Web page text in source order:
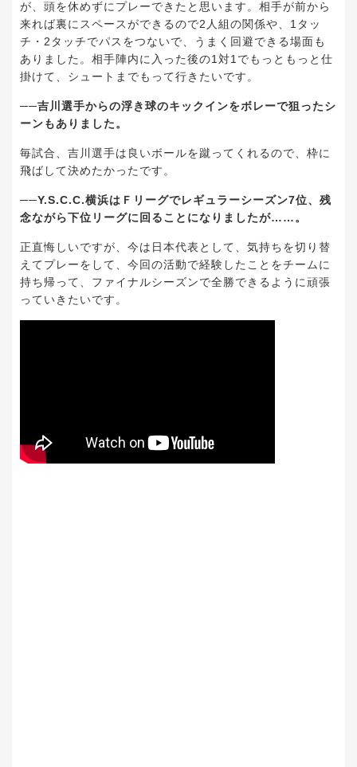
が、頭を休めずにプレーできたと思います。相手が前から
来れば裏にスペースができるので2人組の関係や、1タッ
チ・2タッチでパスをつないで、うまく回避できる場面も
ありました。相手陣内に入った後の1対1でもっともっと仕
掛けて、シュートまでもって行きたいです。
──吉川選手からの浮き球のキックインをボレーで狙ったシ
ーンもありました。
毎試合、吉川選手は良いボールを蹴ってくれるので、枠に
飛ばして決めたかったです。
──Y.S.C.C.横浜はＦリーグでレギュラーシーズン7位、残
念ながら下位リーグに回ることになりましたが……。
正直悔しいですが、今は日本代表として、気持ちを切り替
えてプレーをして、今回の活動で経験したことをチームに
持ち帰って、ファイナルシーズンで全勝できるように頑張
っていきたいです。